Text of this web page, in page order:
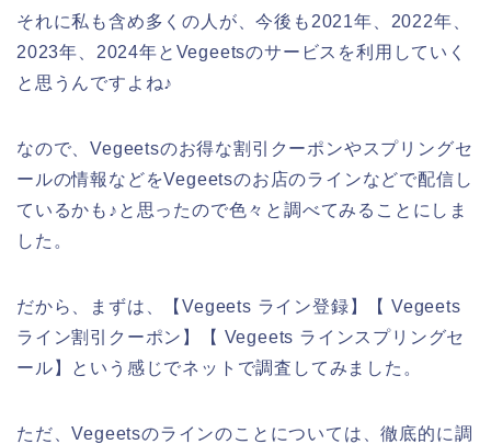
それに私も含め多くの人が、今後も2021年、2022年、
2023年、2024年とVegeetsのサービスを利用していく
と思うんですよね♪
なので、Vegeetsのお得な割引クーポンやスプリングセ
ールの情報などをVegeetsのお店のラインなどで配信し
ているかも♪と思ったので色々と調べてみることにしま
した。
だから、まずは、【Vegeets ライン登録】【 Vegeets
ライン割引クーポン】【 Vegeets ラインスプリングセ
ール】という感じでネットで調査してみました。
ただ、Vegeetsのラインのことについては、徹底的に調